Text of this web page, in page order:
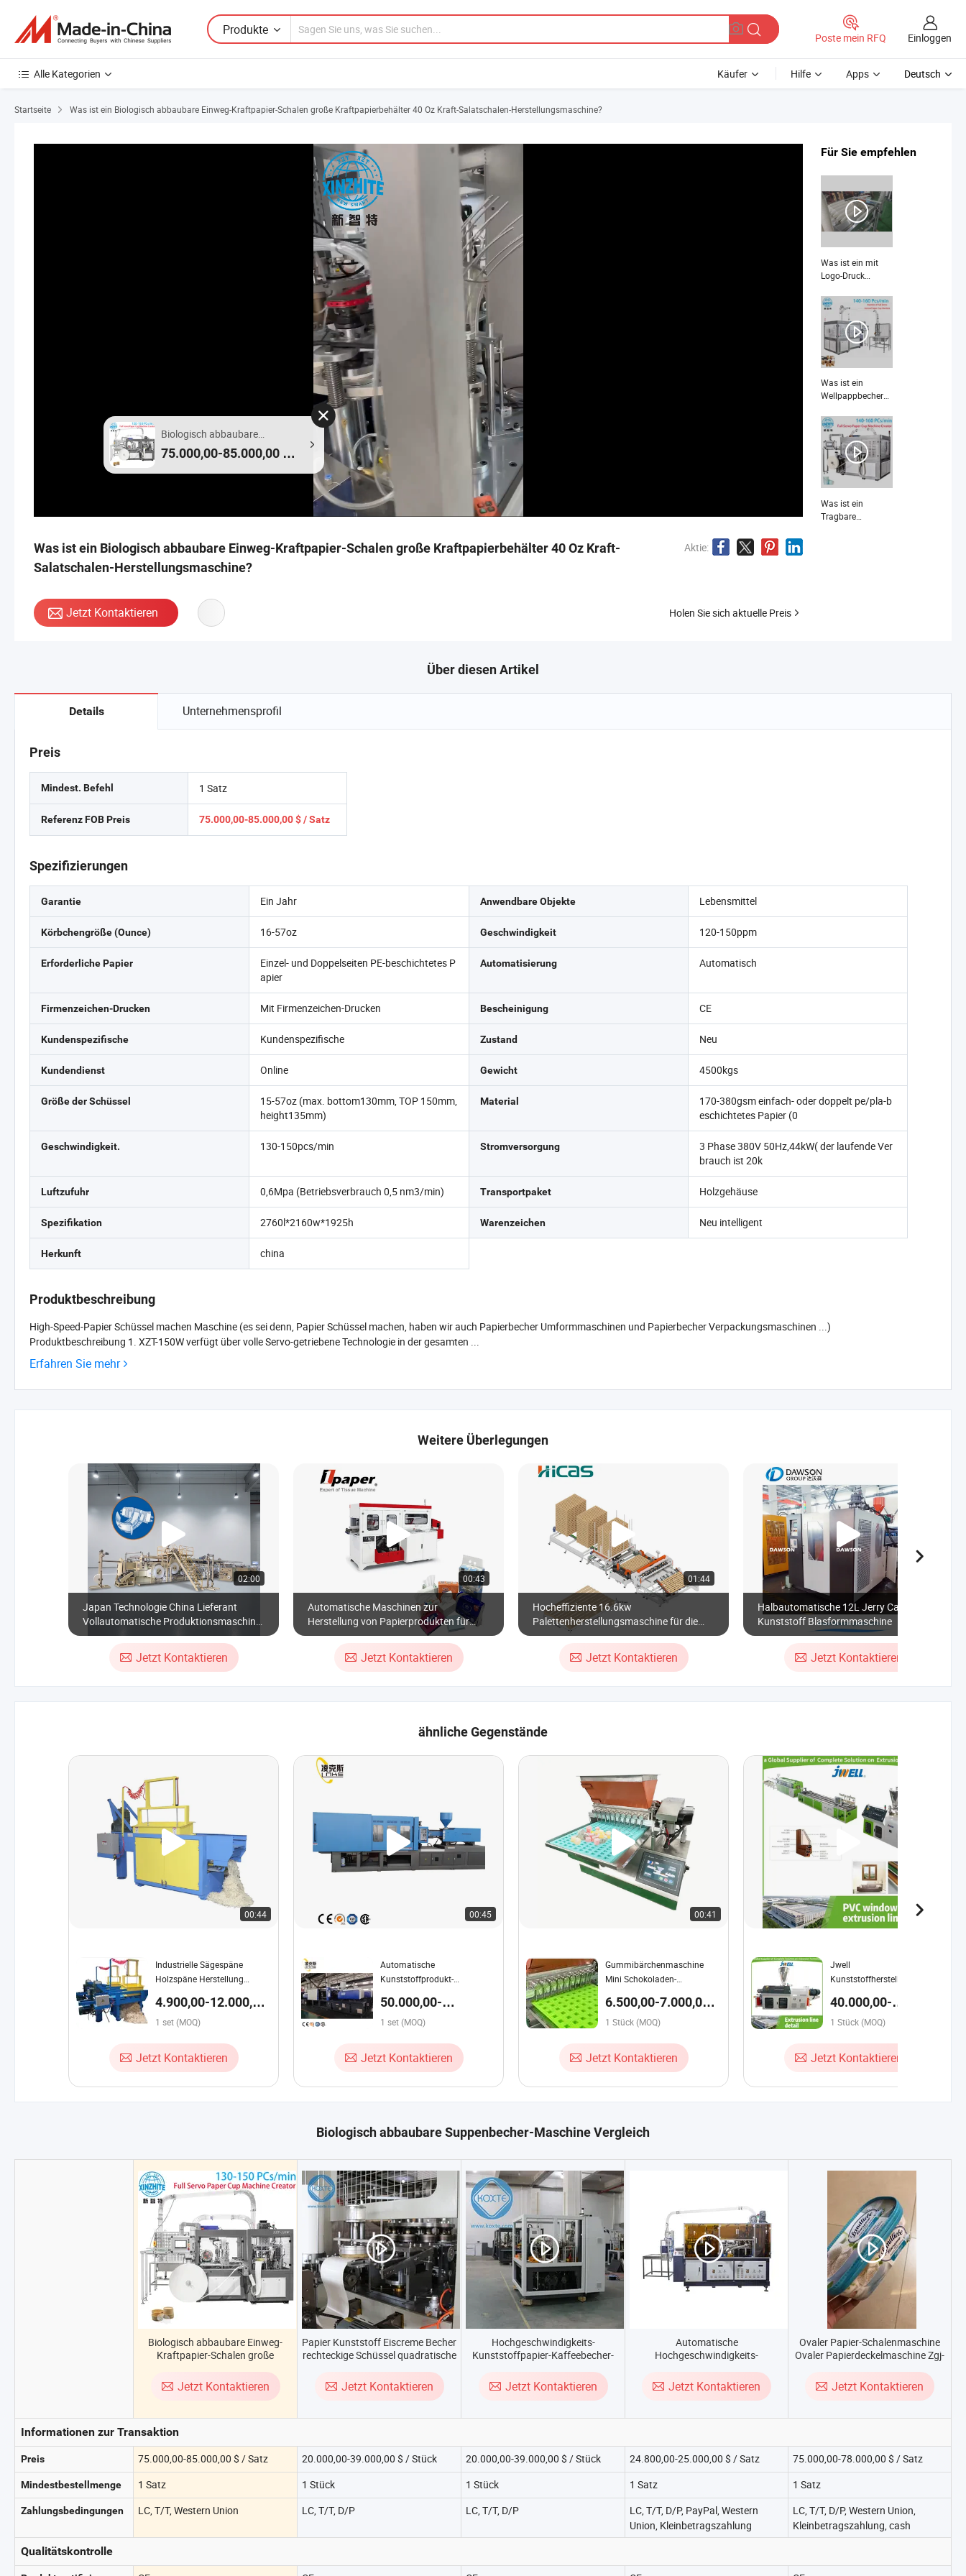
Produkte
Poste mein RFQ Einloggen
Alle Kategorien Käufer Hilfe Apps Deutsch
Startseite Was ist ein Biologisch abbaubare Einweg-Kraftpapier-Schalen große Kraftpapierbehälter 40 Oz Kraft-Salatschalen-Herstellungsmaschine?
Biologisch abbaubare
Suppenbecher-Maschine
75.000,00-85.000,00 $ /
Satz
Für Sie empfehlen
Was ist ein mit
Logo-Druck
vollautomatische
Platten-
Papierbecher-
Maschine?
Was ist ein
Wellpappbecher
Milchteegetränkebecher
Takeaway-
Verpackungen
Becherherstellungsmaschine?
Was ist ein
Tragbare
Was ist ein Biologisch abbaubare Einweg-Kraftpapier-Schalen große Kraftpapierbehälter 40 Oz Kraft-
Salatschalen-Herstellungsmaschine?
Aktie:
Jetzt Kontaktieren Holen Sie sich aktuelle Preis
Über diesen Artikel
Details Unternehmensprofil
Preis
Mindest. Befehl
Referenz FOB Preis
1 Satz
75.000,00-85.000,00 $ / Satz
Spezifizierungen
Garantie Ein Jahr Anwendbare Objekte Lebensmittel
Körbchengröße (Ounce) 16-57oz Geschwindigkeit 120-150ppm
Erforderliche Papier
Einzel- und Doppelseiten PE-beschichtetes P
apier
Automatisierung Automatisch
Firmenzeichen-Drucken Mit Firmenzeichen-Drucken Bescheinigung CE
Kundenspezifische Kundenspezifische Zustand Neu
Kundendienst Online Gewicht 4500kgs
Größe der Schüssel
15-57oz (max. bottom130mm, TOP 150mm,
height135mm)
Material
170-380gsm einfach- oder doppelt pe/pla-b
eschichtetes Papier (0
Geschwindigkeit. 130-150pcs/min Stromversorgung
3 Phase 380V 50Hz,44kW( der laufende Ver
brauch ist 20k
Luftzufuhr 0,6Mpa (Betriebsverbrauch 0,5 nm3/min) Transportpaket Holzgehäuse
Spezifikation 2760l*2160w*1925h Warenzeichen Neu intelligent
Herkunft china
Produktbeschreibung
High-Speed-Papier Schüssel machen Maschine (es sei denn, Papier Schüssel machen, haben wir auch Papierbecher Umformmaschinen und Papierbecher Verpackungsmaschinen ...)
Produktbeschreibung 1. XZT-150W verfügt über volle Servo-getriebene Technologie in der gesamten ...
Erfahren Sie mehr
Weitere Überlegungen
02:00
Japan Technologie China Lieferant
Vollautomatische Produktionsmaschine
zur Herstellung von
ErwachsenenwindelnJetzt Kontaktieren
00:43
Automatische Maschinen zur
Herstellung von Papierprodukten für
hochwertige vollgeprägte Tissue-Papiere
Jetzt Kontaktieren
01:44
Hocheffiziente 16.6kw
Palettenherstellungsmaschine für die
Großproduktion
Jetzt Kontaktieren
Halbautomatische 12L Jerry Can
Kunststoff Blasformmaschine
Jetzt Kontaktieren
ähnliche Gegenstände
00:44
Industrielle Sägespäne
Holzspäne Herstellung
4.900,00-12.000,00
$ / set
1 set (MOQ)
Jetzt Kontaktieren
00:45
Automatische
Kunststoffprodukt-
Preform-
Herstellungsmaschine
50.000,00-
66.000,00 $ / set
1 set (MOQ)
Jetzt Kontaktieren
00:41
Gummibärchenmaschine
Mini Schokoladen-
6.500,00-7.000,00 $
/ Stück
1 Stück (MOQ)
Jetzt Kontaktieren
00:40
Jwell
Kunststoffherstellungsmaschine
Automatische
Kunststoffproduktionslinie
40.000,00-
42.000,00 $ / Stück
1 Stück (MOQ)
Jetzt Kontaktieren
Biologisch abbaubare Suppenbecher-Maschine Vergleich
Biologisch abbaubare Einweg-
Kraftpapier-Schalen große
Salatschalen-
Herstellungsmaschine
Jetzt Kontaktieren
Papier Kunststoff Eiscreme Becher
rechteckige Schüssel quadratische
Jetzt Kontaktieren
Hochgeschwindigkeits-
Kunststoffpapier-Kaffeebecher-
Herstellungsformmaschine
Jetzt Kontaktieren
Automatische
Hochgeschwindigkeits-
Papierbecher
Jetzt Kontaktieren
Ovaler Papier-Schalenmaschine
Ovaler Papierdeckelmaschine Zgj-
Jetzt Kontaktieren
Informationen zur Transaktion
Preis 75.000,00-85.000,00 $ / Satz 20.000,00-39.000,00 $ / Stück 20.000,00-39.000,00 $ / Stück 24.800,00-25.000,00 $ / Satz 75.000,00-78.000,00 $ / Satz
Mindestbestellmenge 1 Satz 1 Stück 1 Stück 1 Satz 1 Satz
Zahlungsbedingungen LC, T/T, Western Union LC, T/T, D/P LC, T/T, D/P
LC, T/T, D/P, PayPal, Western
Union, Kleinbetragszahlung
LC, T/T, D/P, Western Union,
Kleinbetragszahlung, cash
Qualitätskontrolle